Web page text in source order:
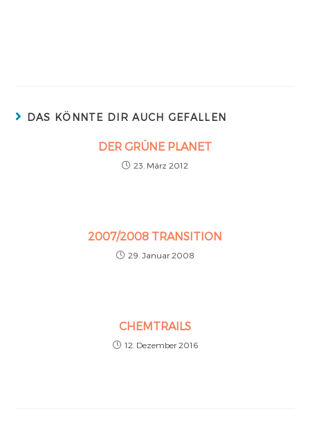
DAS KÖNNTE DIR AUCH GEFALLEN
DER GRÜNE PLANET
23. März 2012
2007/2008 TRANSITION
29. Januar 2008
CHEMTRAILS
12. Dezember 2016